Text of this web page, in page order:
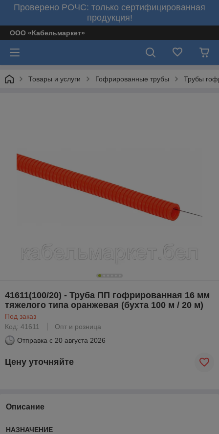
Проверено РОЧС: только сертифицированная
продукция!
ООО «Кабельмаркет»
Товары и услуги Гофрированные трубы Трубы
41611(100/20) - Труба ПП гофрированная 16 мм
тяжелого типа оранжевая (бухта 100 м / 20 м)
Под заказ
Код: 41611
Опт и розница
Отправка с 20 августа 2026
Цену уточняйте
Описание
НАЗНАЧЕНИЕ